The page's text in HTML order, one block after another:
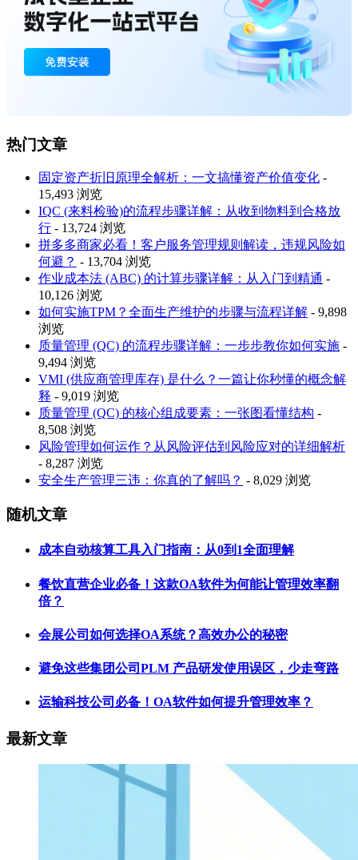
热门文章
固定资产折旧原理全解析：一文搞懂资产价值变化 -
15,493 浏览
IQC (来料检验)的流程步骤详解：从收到物料到合格放
行 - 13,724 浏览
拼多多商家必看！客户服务管理规则解读，违规风险如
何避？ - 13,704 浏览
作业成本法 (ABC) 的计算步骤详解：从入门到精通 -
10,126 浏览
如何实施TPM？全面生产维护的步骤与流程详解 - 9,898
浏览
质量管理 (QC) 的流程步骤详解：一步步教你如何实施 -
9,494 浏览
VMI (供应商管理库存) 是什么？一篇让你秒懂的概念解
释 - 9,019 浏览
质量管理 (QC) 的核心组成要素：一张图看懂结构 -
8,508 浏览
风险管理如何运作？从风险评估到风险应对的详细解析
- 8,287 浏览
安全生产管理三违：你真的了解吗？ - 8,029 浏览
随机文章
成本自动核算工具入门指南：从0到1全面理解
餐饮直营企业必备！这款OA软件为何能让管理效率翻
倍？
会展公司如何选择OA系统？高效办公的秘密
避免这些集团公司PLM 产品研发​使用误区，少走弯路
运输科技公司必备！OA软件如何提升管理效率？
最新文章